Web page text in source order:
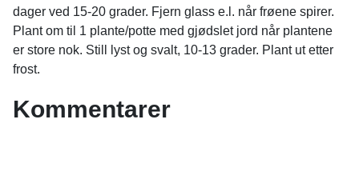
dager ved 15-20 grader. Fjern glass e.l. når frøene spirer.
Plant om til 1 plante/potte med gjødslet jord når plantene
er store nok. Still lyst og svalt, 10-13 grader. Plant ut etter
frost.
Kommentarer